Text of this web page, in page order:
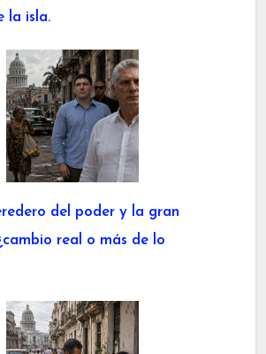
la isla.
del poder y la gran
real o más de lo